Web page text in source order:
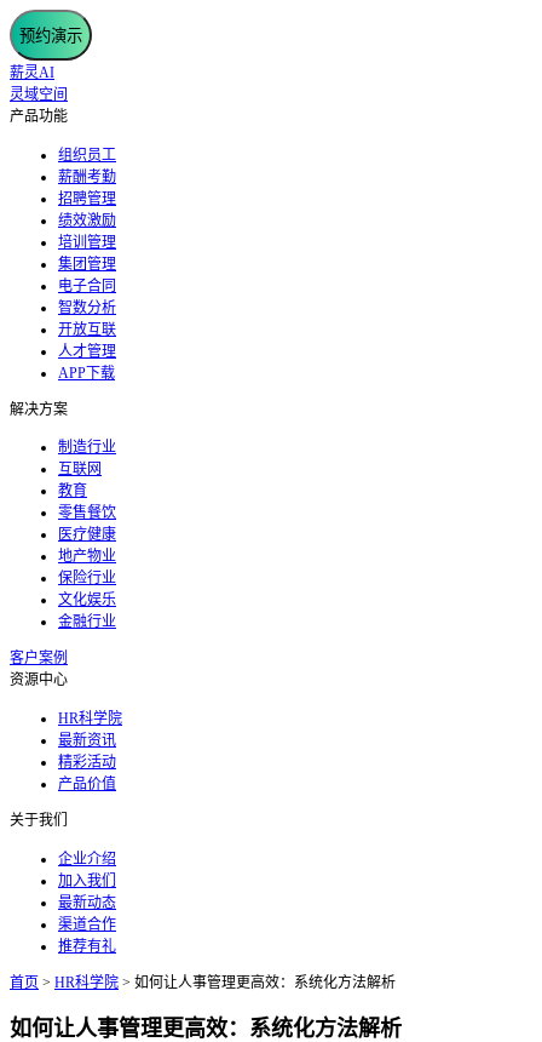
预约演示
薪灵AI
灵域空间
产品功能
组织员工
薪酬考勤
招聘管理
绩效激励
培训管理
集团管理
电子合同
智数分析
开放互联
人才管理
APP下载
解决方案
制造行业
互联网
教育
零售餐饮
医疗健康
地产物业
保险行业
文化娱乐
金融行业
客户案例
资源中心
HR科学院
最新资讯
精彩活动
产品价值
关于我们
企业介绍
加入我们
最新动态
渠道合作
推荐有礼
首页 > HR科学院 > 如何让人事管理更高效：系统化方法解析
如何让人事管理更高效：系统化方法解析